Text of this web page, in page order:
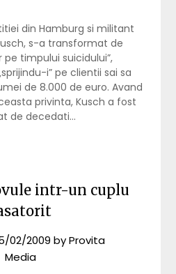
din Hamburg si militant
s-a transformat de
timpului suicidului”,
i” pe clientii sai sa
de 8.000 de euro. Avand
privinta, Kusch a fost
de decedati…
intr-un cuplu
02/2009 byProvita
Media